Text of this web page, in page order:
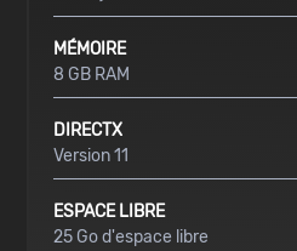
MÉMOIRE
8 GB RAM
DIRECTX
Version 11
ESPACE LIBRE
25 Go d'espace libre